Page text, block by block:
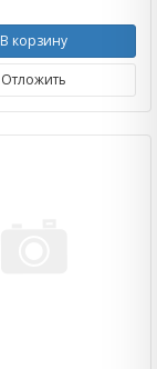
В корзину
Отложить